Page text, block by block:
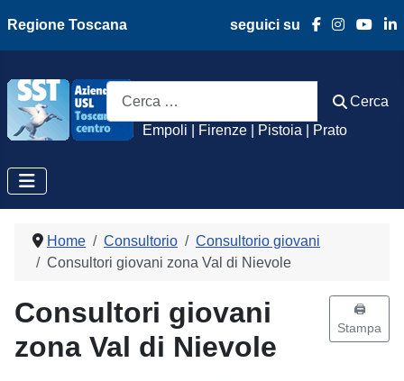
Regione Toscana seguici su
Azienda Usl
Empoli | Firenze | Pistoia | Prato
Cerca
Cerca
Home Consultorio
Consultorio giovani
Consultori giovani zona Val di Nievole
Consultori giovani
zona Val di Nievole
🖨️
Stampa